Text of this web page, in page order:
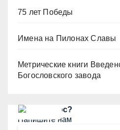
75 лет Победы
Имена на Пилонах Славы
Метрические книги
Богословского завода
Есть вопрос?
Напишите нам